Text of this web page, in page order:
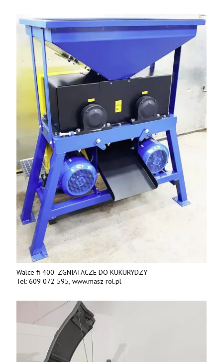
Walce fi 400. ZGNIATACZE DO KUKURYDZY
Tel: 609 072 595, www.masz-rol.pl